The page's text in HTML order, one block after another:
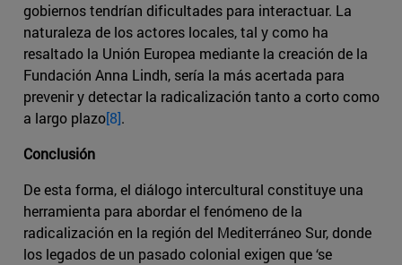
gobiernos tendrían dificultades para interactuar. La
naturaleza de los actores locales, tal y como ha
resaltado la Unión Europea mediante la creación de la
Fundación Anna Lindh, sería la más acertada para
prevenir y detectar la radicalización tanto a corto como
a largo plazo[8].
Conclusión
De esta forma, el diálogo intercultural constituye una
herramienta para abordar el fenómeno de la
radicalización en la región del Mediterráneo Sur, donde
los legados de un pasado colonial exigen que ‘se